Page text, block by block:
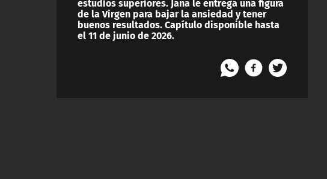
de la Virgen para bajar la ansiedad y tener
buenos resultados. Capítulo disponible hasta
el 11 de junio de 2026.